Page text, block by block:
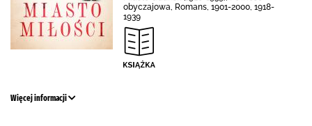
obyczajowa, Romans, 1901-2000, 1918-
1939
Więcej informacji